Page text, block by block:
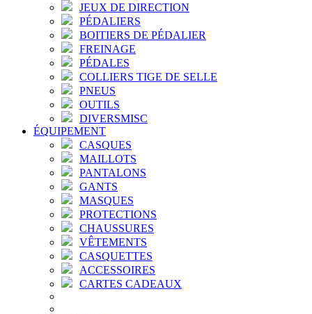
JEUX DE DIRECTION
PÉDALIERS
BOITIERS DE PÉDALIER
FREINAGE
PÉDALES
COLLIERS TIGE DE SELLE
PNEUS
OUTILS
DIVERSMISC
ÉQUIPEMENT
CASQUES
MAILLOTS
PANTALONS
GANTS
MASQUES
PROTECTIONS
CHAUSSURES
VÊTEMENTS
CASQUETTES
ACCESSOIRES
CARTES CADEAUX